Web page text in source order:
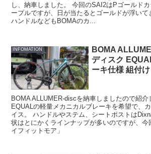
し、納車しました。 今回のSAI2はPゴールド
ープルですが、日が当たるとゴールドが浮い
ハンドルなどもBOMAのカ...
INFOMATION
BOMA
ディスク
ーキ仕様 組付
BOMA ALLUMER-discを納車しましたので紹
EQUALの軽量メカニカルブレーキを希望で、
イス。 ハンドルやステム、シートポストは
状はとにかくラインナップが多いのですが、今
イフィットモア」